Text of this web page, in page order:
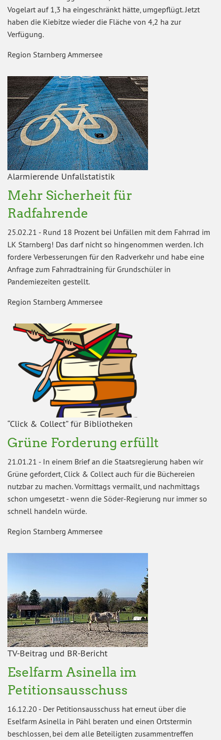
Vogelart auf 1,3 ha eingeschränkt hätte, umgepflügt. Jetzt
haben die Kiebitze wieder die Fläche von 4,2 ha zur
Verfügung.
Region Starnberg Ammersee
Alarmierende Unfallstatistik
Mehr Sicherheit für
Radfahrende
25.02.21 - Rund 18 Prozent bei Unfällen mit dem Fahrrad im
LK Starnberg! Das darf nicht so hingenommen werden. Ich
fordere Verbesserungen für den Radverkehr und habe eine
Anfrage zum Fahrradtraining für Grundschüler in
Pandemiezeiten gestellt.
Region Starnberg Ammersee
“Click & Collect” für Bibliotheken
Grüne Forderung erfüllt
21.01.21 - In einem Brief an die Staatsregierung haben wir
Grüne gefordert, Click & Collect auch für die Büchereien
nutzbar zu machen. Vormittags vermailt, und nachmittags
schon umgesetzt - wenn die Söder-Regierung nur immer so
schnell handeln würde.
Region Starnberg Ammersee
TV-Beitrag und BR-Bericht
Eselfarm Asinella im
Petitionsausschuss
16.12.20 - Der Petitionsausschuss hat erneut über die
Eselfarm Asinella in Pähl beraten und einen Ortstermin
beschlossen, bei dem alle Beteiligten zusammentreffen